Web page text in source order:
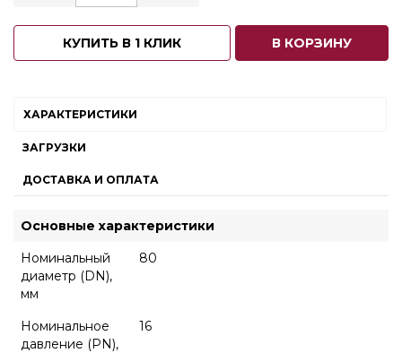
КУПИТЬ В 1 КЛИК В КОРЗИНУ
ХАРАКТЕРИСТИКИ
ЗАГРУЗКИ
ДОСТАВКА И ОПЛАТА
Основные характеристики
Номинальный
диаметр (DN),
мм
80
Номинальное
давление (PN),
16